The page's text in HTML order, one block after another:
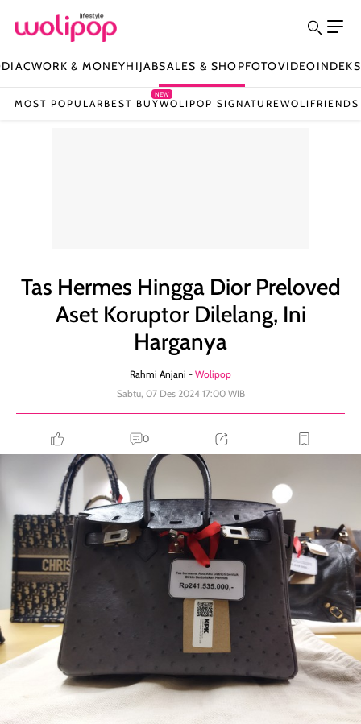
WORK & MONEYHIJABSALES & SHOPFOTOVIDEOINDEKS
MOST POPULAR BEST BUY
NEW
WOLIPOP SIGNATUREWOLIFRIENDS
Tas Hermes Hingga Dior Preloved
Aset Koruptor Dilelang, Ini
Harganya
Rahmi Anjani - Wolipop
Sabtu, 07 Des 2024 17:00 WIB
0